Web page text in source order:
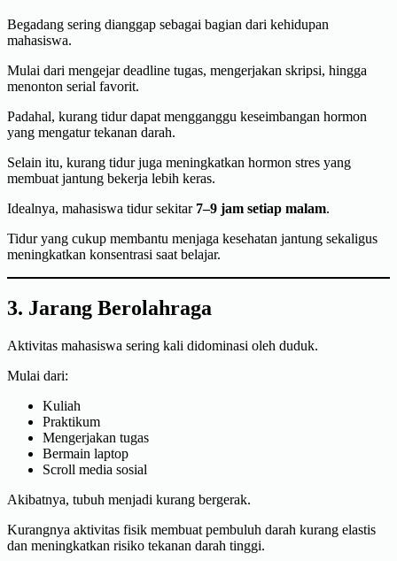
Begadang sering dianggap sebagai bagian dari kehidupan
mahasiswa.
Mulai dari mengejar deadline tugas, mengerjakan skripsi, hingga
menonton serial favorit.
Padahal, kurang tidur dapat mengganggu keseimbangan hormon
yang mengatur tekanan darah.
Selain itu, kurang tidur juga meningkatkan hormon stres yang
membuat jantung bekerja lebih keras.
Idealnya, mahasiswa tidur sekitar 7–9 jam setiap malam.
Tidur yang cukup membantu menjaga kesehatan jantung sekaligus
meningkatkan konsentrasi saat belajar.
3. Jarang Berolahraga
Aktivitas mahasiswa sering kali didominasi oleh duduk.
Mulai dari:
Kuliah
Praktikum
Mengerjakan tugas
Bermain laptop
Scroll media sosial
Akibatnya, tubuh menjadi kurang bergerak.
Kurangnya aktivitas fisik membuat pembuluh darah kurang elastis
dan meningkatkan risiko tekanan darah tinggi.